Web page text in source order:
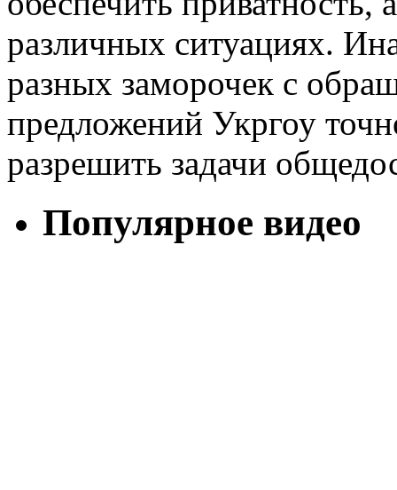
различных ситуациях.
разных заморочек с
предложений Укргоу
разрешить задачи
Популярное видео